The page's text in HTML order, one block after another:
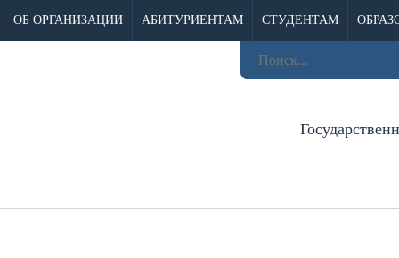
ОБ ОРГАНИЗАЦИИ АБИТУРИЕНТАМ СТУДЕНТАМ